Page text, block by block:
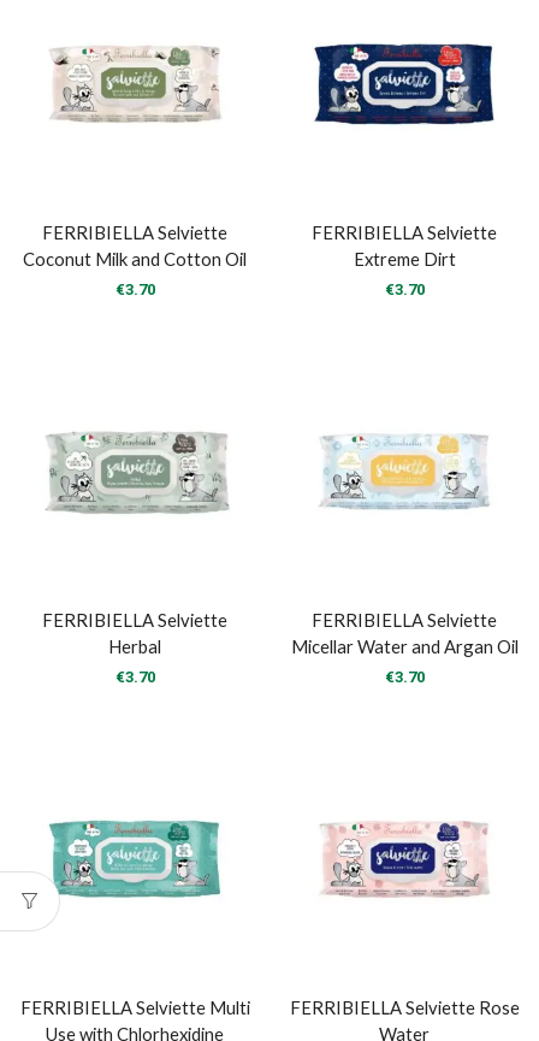
FERRIBIELLA Selviette
Coconut Milk and Cotton Oil
€3.70
FERRIBIELLA Selviette
Extreme Dirt
€3.70
FERRIBIELLA Selviette
Herbal
€3.70
FERRIBIELLA Selviette
Micellar Water and Argan Oil
€3.70
FERRIBIELLA Selviette Multi
Use with Chlorhexidine
FERRIBIELLA Selviette Rose
Water